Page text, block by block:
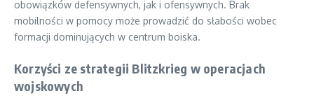
obowiązków defensywnych, jak i ofensywnych. Brak
mobilności w pomocy może prowadzić do słabości wobec
formacji dominujących w centrum boiska.
Korzyści ze strategii Blitzkrieg w operacjach
wojskowych